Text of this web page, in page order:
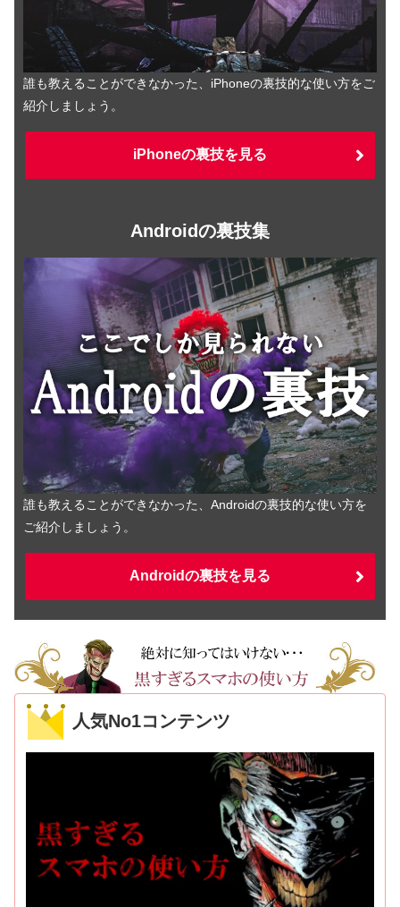
誰も教えることができなかった、iPhoneの裏技的な使い方をご
紹介しましょう。
iPhoneの裏技を見る
Androidの裏技集
誰も教えることができなかった、Androidの裏技的な使い方を
ご紹介しましょう。
Androidの裏技を見る
人気No1コンテンツ